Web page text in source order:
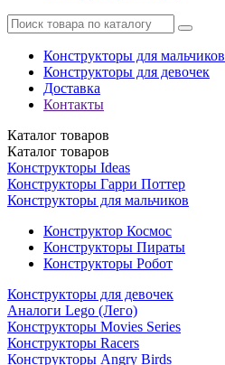
Конструкторы для мальчиков
Конструкторы для девочек
Доставка
Контакты
Каталог товаров
Каталог товаров
Конструкторы Ideas
Конструкторы Гарри Поттер
Конструкторы для мальчиков
Конструктор Космос
Конструкторы Пираты
Конструкторы Робот
Конструкторы для девочек
Аналоги Lego (Лего)
Конструкторы Movies Series
Конструкторы Racers
Конструкторы Angry Birds